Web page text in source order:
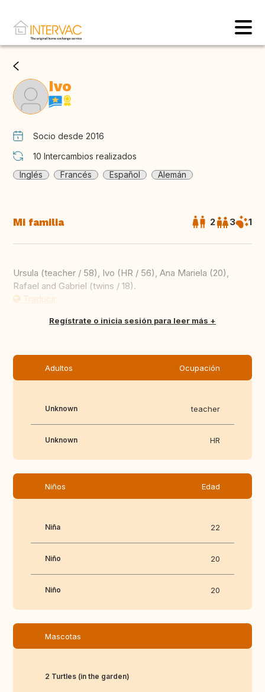
Ivo
Socio desde 2016
10 Intercambios realizados
Inglés
Francés Español Alemán
Mi familia 2 3 1
Ursula (teacher / 58), Ivo (HR / 56), Ana Mariela (20),
Rafael and Gabriel (twins / 18).
Traducir
Regístrate o inicia sesión para leer más
Adultos Ocupación
Unknown teacher
Unknown HR
Niños Edad
Niña 22
Niño 20
Niño 20
Mascotas
2 Turtles (in the garden)